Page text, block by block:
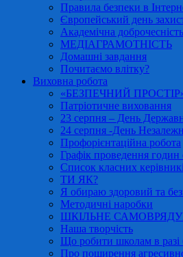
Правила безпеки в
Європейський день
Академічна доброчесність
МЕДІАГРАМОТНІСТЬ
Домашні завдання
Почитаємо влітку?
Виховна робота
«БЕЗПЕЧНИЙ
Патріотичне виховання
23 серпня – День
24 серпня -День
Профорієнтаційна робота
Графік проведення годин
Список класних
ТИ ЯК?
Я обираю здоровий та
Методичні наробки
ШКІЛЬНЕ
Наша творчість
Що робити школам в разі
Про поширення